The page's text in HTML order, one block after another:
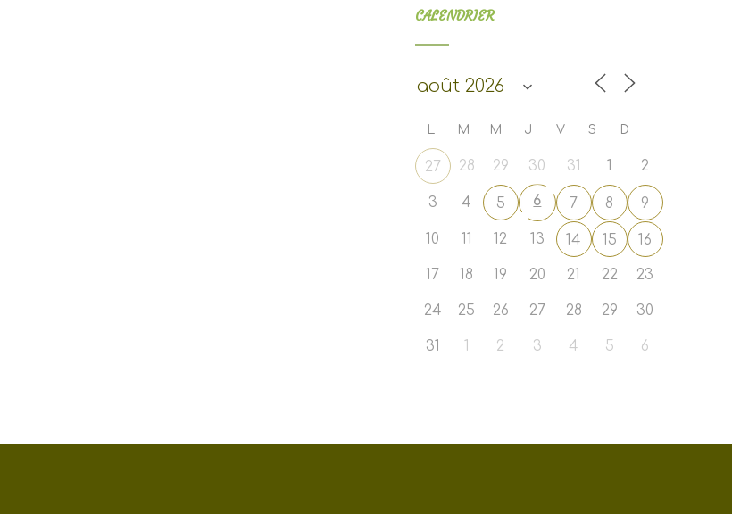
CALENDRIER
L M M J V S D
27 28 29 30 31 2
3 4 5 6 7 8 9
10 12 13 14 15 16
17 18 19 20 21 22 23
24 25 26 27 28 29 30
31 2 3 4 5 6